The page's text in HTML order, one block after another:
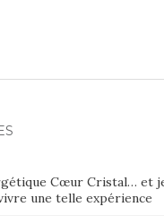
Cœur Cristal… et
une telle expérience